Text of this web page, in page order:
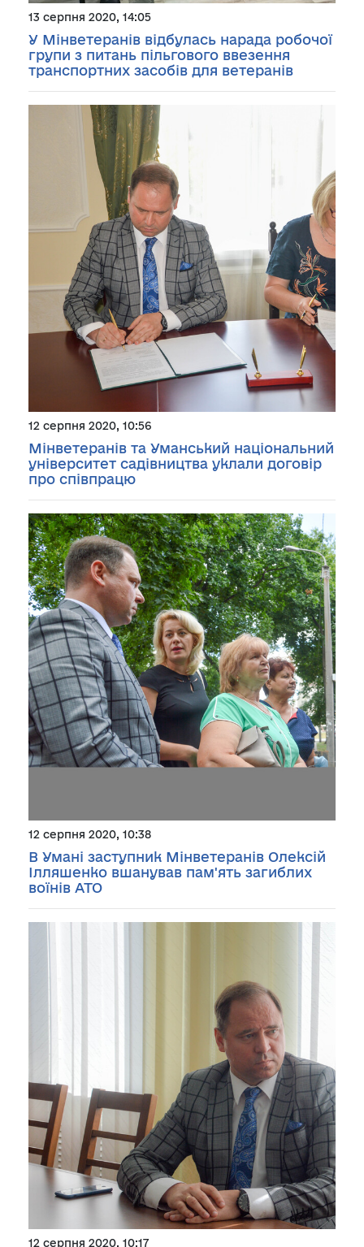
13 серпня 2020, 14:05
У Мінветеранів відбулась нарада робочої
групи з питань пільгового ввезення
транспортних засобів для ветеранів
12 серпня 2020, 10:56
Мінветеранів та Уманський національний
університет садівництва уклали договір
про співпрацю
12 серпня 2020, 10:38
В Умані заступник Мінветеранів Олексій
Ілляшенко вшанував пам'ять загиблих
воїнів АТО
12 серпня 2020, 10:17